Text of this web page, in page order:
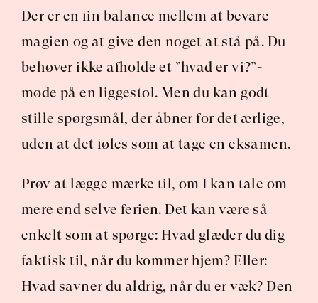
Der er en fin balance mellem at bevare
magien og at give den noget at stå på. Du
behøver ikke afholde et ”hvad er vi?”-
møde på en liggestol. Men du kan godt
stille spørgsmål, der åbner for det ærlige,
uden at det føles som at tage en eksamen.
Prøv at lægge mærke til, om I kan tale om
mere end selve ferien. Det kan være så
enkelt som at spørge: Hvad glæder du dig
faktisk til, når du kommer hjem? Eller:
Hvad savner du aldrig, når du er væk? Den